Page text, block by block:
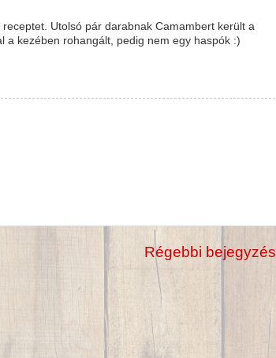
Utolsó pár darabnak Camambert került a
a kezében rohangált, pedig nem egy haspók :)
Régebbi bejegyzés